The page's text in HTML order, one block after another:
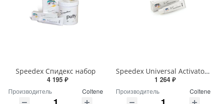
Speedex Спидекс набор
4 195 ₽
Производитель Coltene
Speedex Universal Activator Спидекс активатор
1 264 ₽
Производитель Coltene